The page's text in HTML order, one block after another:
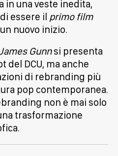
in una veste inedita,
essere il primo film
nuovo inizio.
Gunnsi presenta
del DCU, ma anche
di rebranding più
pop contemporanea.
non è mai solo
trasformazione